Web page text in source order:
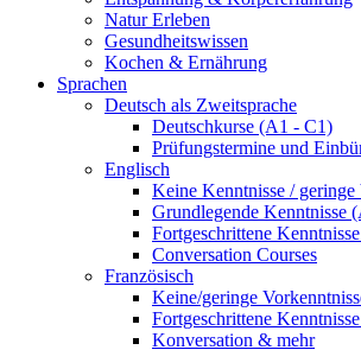
Natur Erleben
Gesundheitswissen
Kochen & Ernährung
Sprachen
Deutsch als Zweitsprache
Deutschkurse (A1 - C1)
Prüfungstermine und
Englisch
Keine Kenntnisse /
Grundlegende Kenntnisse
Fortgeschrittene
Conversation Courses
Französisch
Keine/geringe
Fortgeschrittene
Konversation & mehr